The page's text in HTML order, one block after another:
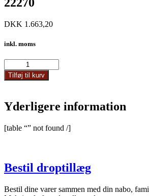
DKK 1.663,20
inkl. moms
antal
Tilføj til kurv
Yderligere information
[table “” not found /]
Bestil droptillæg
Bestil dine varer sammen med din nabo,